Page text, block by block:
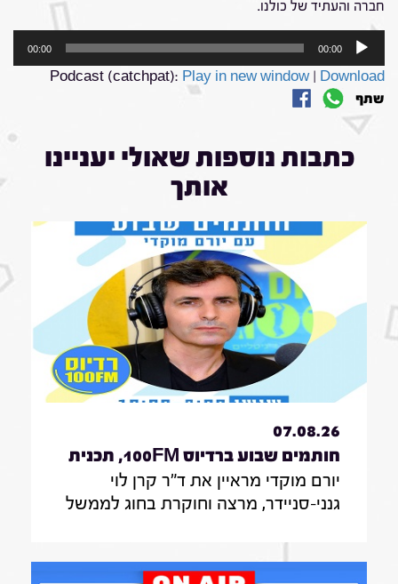
חברה והעתיד של כולנו.
00:00
00:00
Podcast (catchpat): Play in new window| Download
שתף
כתבות נוספות שאולי יעניינו
אותך
07.08.26
חותמים שבוע ברדיוס 100FM, תכנית
330, 07 באוגוסט 2026
יורם מוקדי מראיין את ד"ר קרן לוי
גנני-סניידר, מרצה וחוקרת בחוג לממשל
אי-הישארותם של אזרחים ללא חשמל